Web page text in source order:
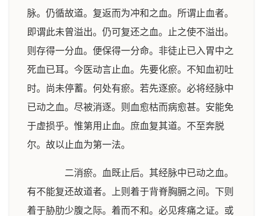
脉。仍循故道。复返而为冲和之血。所谓止血者。
即谓此未曾溢出。仍可复还之血。止之使不溢出。
则存得一分血。便保得一分命。非徒止已入胃中之
死血已耳。今医动言止血。先要化瘀。不知血初吐
时。尚未停蓄。何处有瘀。若先逐瘀。必将经脉中
已动之血。尽被消逐。则血愈枯而病愈甚。安能免
于虚损乎。惟第用止血。庶血复其道。不至奔脱
尔。故以止血为第一法。
二消瘀。血既止后。其经脉中已动之血。
有不能复还故道者。上则着于背脊胸膈之间。下则
着于胁肋少腹之际。着而不和。必见疼痛之证。或